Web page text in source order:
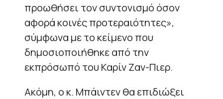
προωθήσει τον συντονισμό όσον
αφορά κοινές προτεραιότητες»,
σύμφωνα με το κείμενο που
δημοσιοποιήθηκε από την
εκπρόσωπό του Καρίν Ζαν-Πιερ.
Ακόμη, ο κ. Μπάιντεν θα επιδιώξει